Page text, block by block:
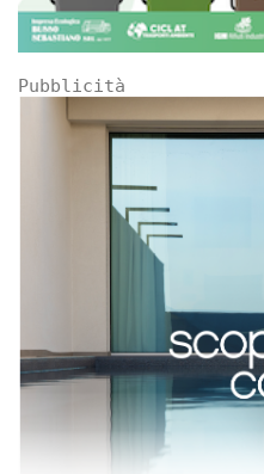
Pubblicità